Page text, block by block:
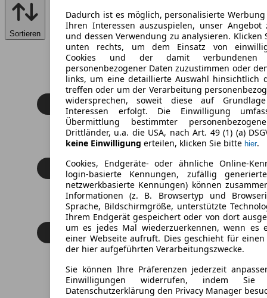
Sortieren
Dadurch ist es möglich, personalisierte
Ihren Interessen auszuspielen, unser Angebot
und dessen Verwendung zu analysieren. Klicken
unten rechts, um dem Einsatz von
Cookies und der damit verbundenen
personenbezogener Daten zuzustimmen oder
links, um eine detaillierte Auswahl hinsichtlich
treffen oder um der Verarbeitung
widersprechen, soweit diese auf
Interessen erfolgt. Die Einwilligung
Übermittlung bestimmter
Drittländer, u.a. die USA, nach Art. 49 (1) (a)
keine Einwilligung erteilen, klicken Sie bitte hier.
Cookies, Endgeräte- oder ähnliche Online-
login-basierte Kennungen, zufällig
netzwerkbasierte Kennungen) können
Informationen (z. B. Browsertyp und
Sprache, Bildschirmgröße, unterstützte
Ihrem Endgerät gespeichert oder von dort
um es jedes Mal wiederzuerkennen, wenn es
einer Webseite aufruft. Dies geschieht für
der hier aufgeführten Verarbeitungszwecke.
Sie können Ihre Präferenzen jederzeit
Einwilligungen widerrufen, indem
Datenschutzerklärung den Privacy Manager